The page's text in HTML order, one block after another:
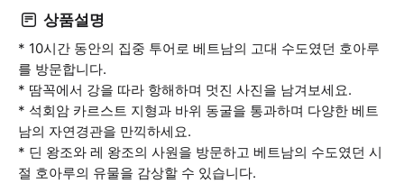
상품설명
* 10시간 동안의 집중 투어로 베트남의 고대 수도였던 호아루
를 방문합니다.
* 땀꼭에서 강을 따라 항해하며 멋진 사진을 남겨보세요.
* 석회암 카르스트 지형과 바위 동굴을 통과하며 다양한 베트
남의 자연경관을 만끽하세요.
* 딘 왕조와 레 왕조의 사원을 방문하고 베트남의 수도였던 시
절 호아루의 유물을 감상할 수 있습니다.